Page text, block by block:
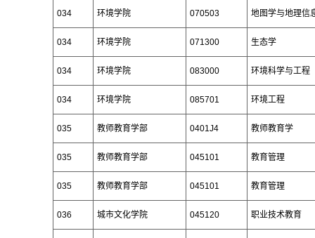
034 环境学院 070503 地图学与地理信
034 环境学院 071300 生态学
034 环境学院 083000 环境科学与工程
034 环境学院 085701 环境工程
035 教师教育学部 0401J4 教师教育学
035 教师教育学部 045101 教育管理
035 教师教育学部 045101 教育管理
036 城市文化学院 045120 职业技术教育